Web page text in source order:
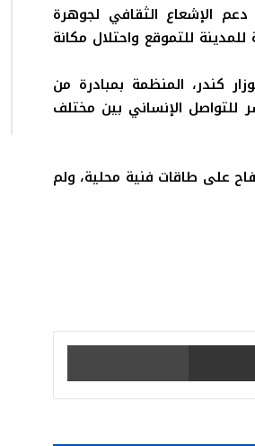
الإشعاع الثقافي لجوهرة
للتموقع واحتلال مكانة
بإيموزار كندر، المنظمة بمبادرة من
الإنساني بين مختلف
كندر” في برنامجها للدورة 16 لمهرجان التفاح على طاقات فنية محلية، ولم
مشاركة عبر البريد